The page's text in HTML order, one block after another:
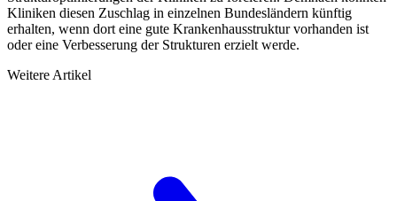
Kliniken diesen Zuschlag in einzelnen Bundesländern künftig
erhalten, wenn dort eine gute Krankenhausstruktur vorhanden ist
oder eine Verbesserung der Strukturen erzielt werde.
Weitere Artikel